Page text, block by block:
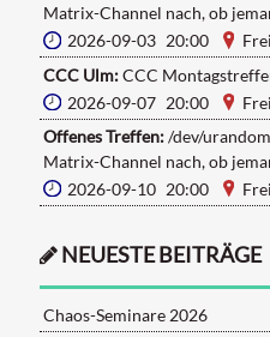
Matrix-Channel nach, ob
2026-09-03 20:00
CCC Ulm:CCC
2026-09-07 20:00
Offenes Treffen:/dev/
Matrix-Channel nach, ob
2026-09-10 20:00
NEUESTE BEITRÄGE
Chaos-Seminare 2026